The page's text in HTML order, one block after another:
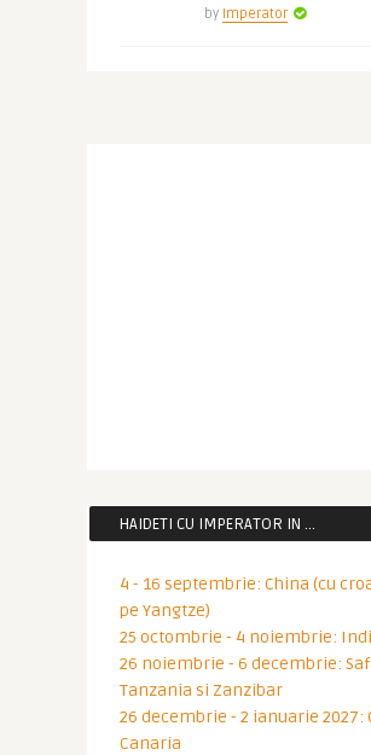
by Imperator
HAIDETI CU IMPERATOR IN …
4 - 16 septembrie: China (cu
pe Yangtze)
25 octombrie - 4 noiembrie:
26 noiembrie - 6 decembrie:
Tanzania si Zanzibar
26 decembrie - 2 ianuarie 2027:
Canaria